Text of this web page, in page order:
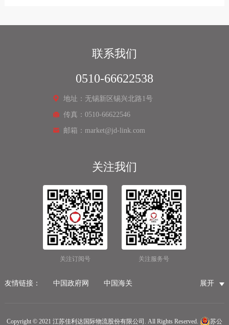
联系我们
0510-66622538
地址：无锡新区锡兴北路1号
传真：0510-66622546
邮箱：market@jd-link.com
关注我们
关注订阅号 关注服务号
友情链接： 展开
中国政府网
中国海关
无锡海运代理
无锡仓储服务公司
Copyright © 2021 江苏佳利达国际物流股份有限公司. All Rights Reserved. 苏公